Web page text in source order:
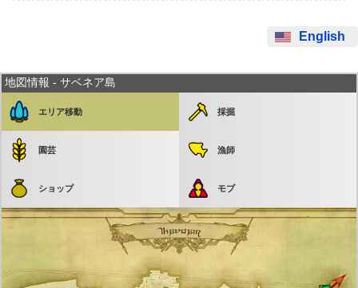
English
地図情報 - サベネア島
エリア移動 採掘
園芸 漁師
ショップ モブ